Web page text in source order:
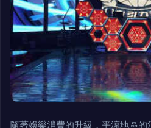
隨著娛樂消費的升級，平涼地區